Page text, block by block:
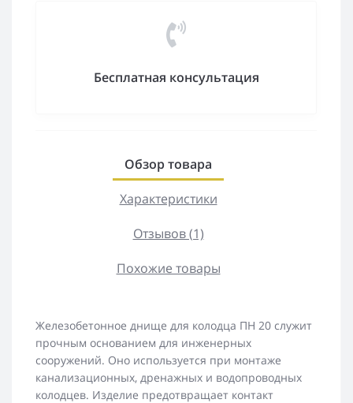
Бесплатная консультация
Обзор товара
Характеристики
Отзывов (1)
Похожие товары
Железобетонное днище для колодца ПН 20 служит
прочным основанием для инженерных
сооружений. Оно используется при монтаже
канализационных, дренажных и водопроводных
колодцев. Изделие предотвращает контакт